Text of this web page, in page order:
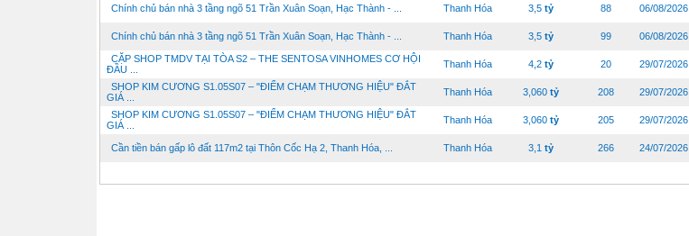
Chính chủ bán nhà 3 tầng ngõ 51 Trần Xuân Soạn, Hạc Thành - ... Thanh Hóa 3,5 tỷ 88 06/08/2026
Chính chủ bán nhà 3 tầng ngõ 51 Trần Xuân Soạn, Hạc Thành - ... Thanh Hóa 3,5 tỷ 99 06/08/2026
CẶP SHOP TMDV TẠI TÒA S2 – THE SENTOSA VINHOMES CƠ HỘI
ĐẦU ...
Thanh Hóa 4,2 tỷ 20 29/07/2026
SHOP KIM CƯƠNG S1.05S07 – "ĐIỂM CHẠM THƯƠNG HIỆU" ĐẮT
GIÁ ...
Thanh Hóa 3,060 tỷ 208 29/07/2026
SHOP KIM CƯƠNG S1.05S07 – "ĐIỂM CHẠM THƯƠNG HIỆU" ĐẮT
GIÁ ...
Thanh Hóa 3,060 tỷ 205 29/07/2026
Cần tiền bán gấp lô đất 117m2 tại Thôn Cốc Hạ 2, Thanh Hóa, ... Thanh Hóa 3,1 tỷ 266 24/07/2026